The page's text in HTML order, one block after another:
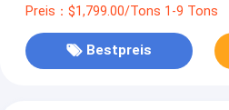
Preis：$1,799.00/Tons 1-9 Tons
Bestpreis